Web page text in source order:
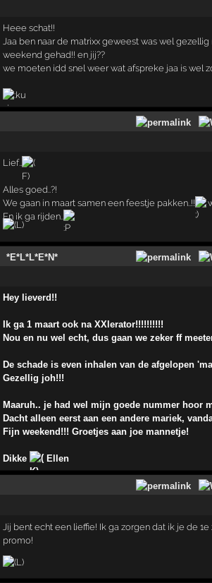
Heee schat!!
Jaa ben naar de matrixx geweest was wel gezellig
weekend gehad!! en jij??
we moeten idd snel weer wat afspreke jaa is wel
Lief..
Alles goed..?!
We gaan in maart samen een feestje pakken..!!
En ik ga rijden..
*E*L*L*E*N*
Hey lieverd!!
Ik ga 1 maart ook na XXlerator!!!!!!!!!!
Nou en nu wel echt, dus gaan we zeker ff
De schade is even inhalen van de afgelopen
Gezellig joh!!!
Maaruh.. je had wel mijn goede nummer hoor
Dacht alleen eerst aan een andere mariek,
Fijn weekend!!! Groetjes aan joe mannetje!
Dikke Ellen
Jij bent echt een lieffie! Ik ga zorgen dat ik je de
promo!